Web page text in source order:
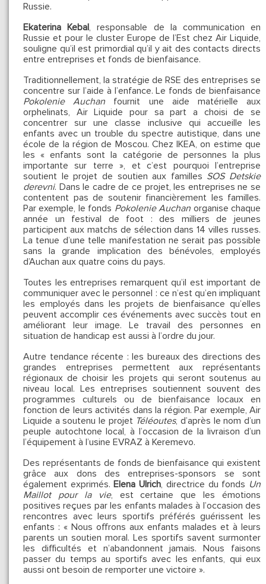
Russie.
Ekaterina Kebal, responsable de la communication en
Russie et pour le cluster Europe de l’Est chez Air Liquide,
souligne qu’il est primordial qu’il y ait des contacts directs
entre entreprises et fonds de bienfaisance.
Traditionnellement, la stratégie de RSE des entreprises se
concentre sur l’aide à l’enfance. Le fonds de bienfaisance
Pokolenie Auchan fournit une aide matérielle aux
orphelinats, Air Liquide pour sa part a choisi de se
concentrer sur une classe inclusive qui accueille les
enfants avec un trouble du spectre autistique, dans une
école de la région de Moscou. Chez IKEA, on estime que
les « enfants sont la catégorie de personnes la plus
importante sur terre », et c’est pourquoi l’entreprise
soutient le projet de soutien aux familles SOS Detskie
derevni. Dans le cadre de ce projet, les entreprises ne se
contentent pas de soutenir financièrement les familles.
Par exemple, le fonds Pokolenie Auchan organise chaque
année un festival de foot : des milliers de jeunes
participent aux matchs de sélection dans 14 villes russes.
La tenue d’une telle manifestation ne serait pas possible
sans la grande implication des bénévoles, employés
d’Auchan aux quatre coins du pays.
Toutes les entreprises remarquent qu’il est important de
communiquer avec le personnel : ce n’est qu’en impliquant
les employés dans les projets de bienfaisance qu’elles
peuvent accomplir ces événements avec succès tout en
améliorant leur image. Le travail des personnes en
situation de handicap est aussi à l’ordre du jour.
Autre tendance récente : les bureaux des directions des
grandes entreprises permettent aux représentants
régionaux de choisir les projets qui seront soutenus au
niveau local. Les entreprises soutiennent souvent des
programmes culturels ou de bienfaisance locaux en
fonction de leurs activités dans la région. Par exemple, Air
Liquide a soutenu le projet Téléoutes, d’après le nom d’un
peuple autochtone local, à l’occasion de la livraison d’un
l’équipement à l’usine EVRAZ à Keremevo.
Des représentants de fonds de bienfaisance qui existent
grâce aux dons des entreprises-sponsors se sont
également exprimés.Elena Ulrich, directrice du fonds Un
Maillot pour la vie, est certaine que les émotions
positives reçues par les enfants malades à l’occasion des
rencontres avec leurs sportifs préférés guérissent les
enfants : « Nous offrons aux enfants malades et à leurs
parents un soutien moral. Les sportifs savent surmonter
les difficultés et n’abandonnent jamais. Nous faisons
passer du temps au sportifs avec les enfants, qui eux
aussi ont besoin de remporter une victoire ».